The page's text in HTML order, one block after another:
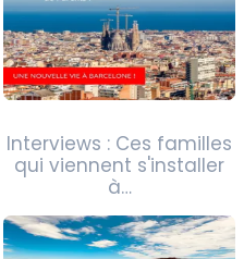
Interviews : Ces familles
qui viennent s'installer
à…